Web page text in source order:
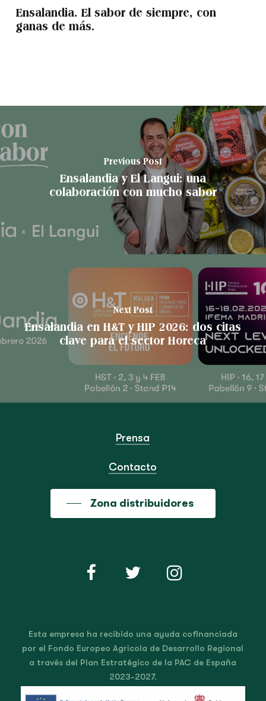
Ensalandia. El sabor de siempre, con
ganas de más.
Previous Post
Ensalandia y El Langui: una
colaboración con mucho sabor
Next Post
Ensalandia en H&T y HIP 2026: dos citas
clave para el sector Horeca
Prensa
Contacto
Zona distribuidores
Esta empresa ha recibido una ayuda cofinanciada
por el Fondo Europeo Agrícola de Desarrollo Regional
a través del Plan Estratégico de la PAC de España
2023-2027.